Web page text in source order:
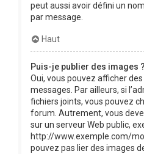
peut aussi avoir défini un
par message.
Haut
Puis-je publier des images ?
Oui, vous pouvez afficher
messages. Par ailleurs, si
fichiers joints, vous pouvez
forum. Autrement, vous
sur un serveur Web public,
http://www.exemple.com/
pouvez pas lier des images